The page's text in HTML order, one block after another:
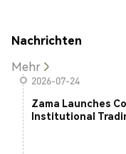
Nachrichten
Mehr
2026-07-24
Zama Launches
Institutional